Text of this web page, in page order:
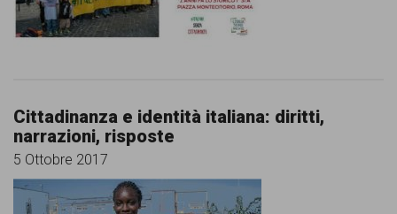
Cittadinanza e identità italiana: diritti,
narrazioni, risposte
5 Ottobre 2017